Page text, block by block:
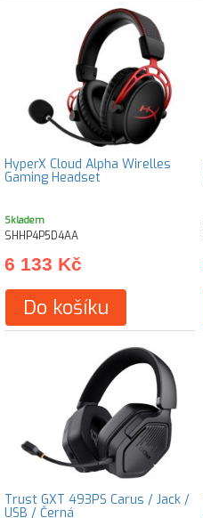
HyperX Cloud Alpha Wirelles
Gaming Headset
Skladem
SHHP4P5D4AA
6 133 Kč
Do košíku
Trust GXT 493PS Carus / Jack /
USB / Černá